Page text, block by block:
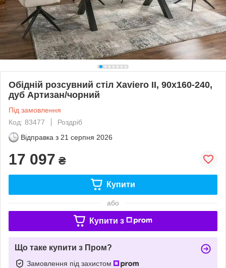
Обідній розсувний стіл Xaviero II, 90x160-240,
дуб Артизан/чорний
Під замовлення
Код: 83477
Роздріб
Відправка з 21 серпня 2026
17 097 ₴
Купити
або
Купити з
Що таке купити з Пром?
Замовлення під захистом